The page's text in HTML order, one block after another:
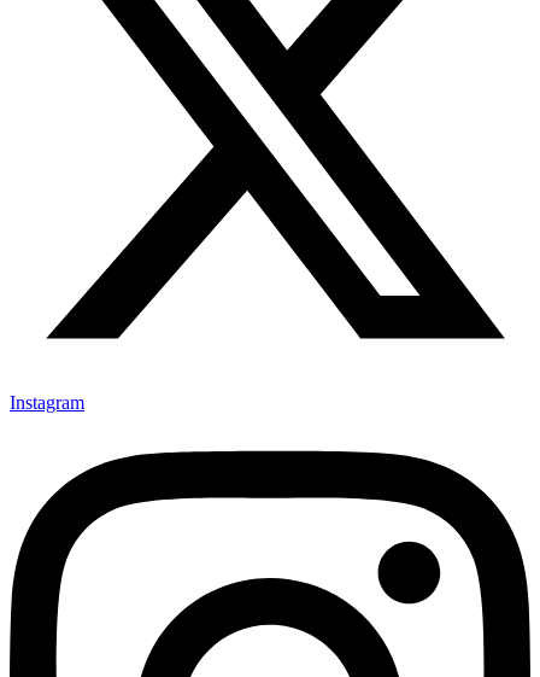
Instagram